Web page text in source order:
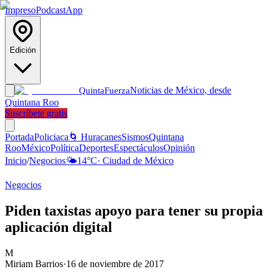
ImpresoPodcastApp
Edición
QuintaFuerzaNoticias de México, desde
Quintana Roo
Suscríbete gratis
PortadaPoliciaca 🌀 HuracanesSismosQuintana
RooMéxicoPolíticaDeportesEspectáculosOpinión
Inicio/Negocios🌤️14°C· Ciudad de México
Negocios
Piden taxistas apoyo para tener su propia
aplicación digital
M
Miriam Barrios·16 de noviembre de 2017